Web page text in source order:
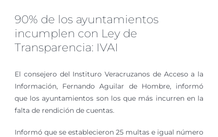
90% de los ayuntamientos
incumplen con Ley de
Transparencia: IVAI
El consejero del Instituro Veracruzanos de Acceso a la
Información, Fernando Aguilar de Hombre, informó
que los ayuntamientos son los que más incurren en la
falta de rendición de cuentas.
Informó que se establecieron 25 multas e igual número